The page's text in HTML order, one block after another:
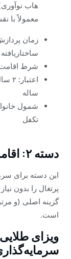
هاب
معمولاً با
شرط اقامت: ۱۸۳ روز در سال (بر پایه
ساله
شمول
تکفل
دسته ۲: اقامت بدون جابجایی تمام‌وقت
این دسته برای
پرتغال را بدون
گزینه اصلی (و
است.
ویزای